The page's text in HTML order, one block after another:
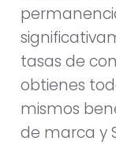
tasas de
obtienes
mismos
de marca y